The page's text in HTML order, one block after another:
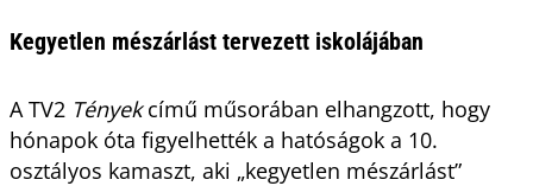
Kegyetlen mészárlást tervezett iskolájában
A TV2 Tényekcímű műsorában elhangzott, hogy
hónapok óta figyelhették a hatóságok a 10.
osztályos kamaszt, aki „kegyetlen mészárlást”